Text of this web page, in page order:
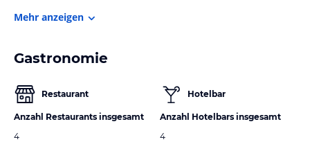
Mehr anzeigen
Gastronomie
Restaurant
Anzahl Restaurants insgesamt
4
Hotelbar
Anzahl Hotelbars insgesamt
4